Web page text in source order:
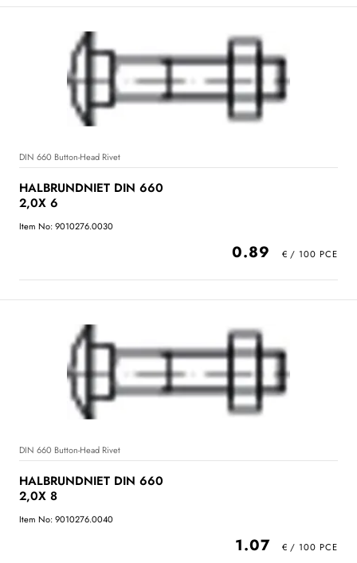
DIN 660 Button-Head Rivet
HALBRUNDNIET DIN 660
2,0X 6
Item No: 9010276.0030
0.89
DIN 660 Button-Head Rivet
HALBRUNDNIET DIN 660
2,0X 8
Item No: 9010276.0040
1.07